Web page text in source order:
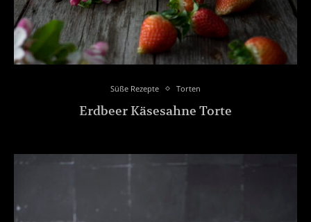
Süße Rezepte Torten
Erdbeer Käsesahne Torte